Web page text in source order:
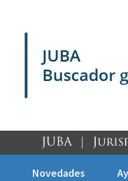
Novedades